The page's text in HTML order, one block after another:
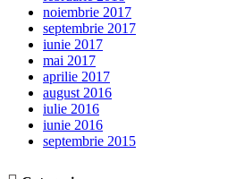
noiembrie 2017
septembrie 2017
iunie 2017
mai 2017
aprilie 2017
august 2016
iulie 2016
iunie 2016
septembrie 2015